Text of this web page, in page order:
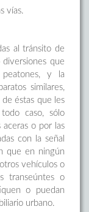
vías.
al tránsito de
diversiones que
y la
similares,
éstas que les
caso, sólo
aceras o por las
con la señal
que en ningún
vehículos o
transeúntes o
o puedan
urbano.